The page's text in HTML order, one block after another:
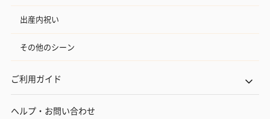
出産内祝い
その他のシーン
ご利用ガイド
ヘルプ・お問い合わせ